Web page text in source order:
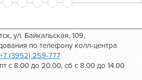
ул. Байкальская, 109,
по телефону колл-центра
+7 (3952) 259-777
с 8.00 до 20.00, сб с 8.00 до 14.00